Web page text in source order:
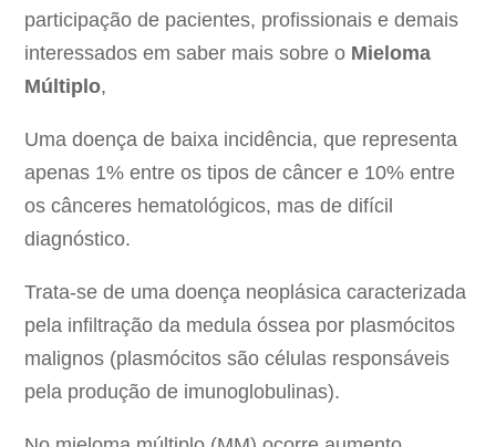
participação de pacientes, profissionais e demais
interessados em saber mais sobre o Mieloma
Múltiplo,
Uma doença de baixa incidência, que representa
apenas 1% entre os tipos de câncer e 10% entre
os cânceres hematológicos, mas de difícil
diagnóstico.
Trata-se de uma doença neoplásica caracterizada
pela infiltração da medula óssea por plasmócitos
malignos (plasmócitos são células responsáveis
pela produção de imunoglobulinas).